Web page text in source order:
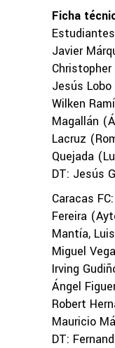
Ficha
Javier
Christopher
Jesús Lobo
Wilken
Magallán
Lacruz
Quejada
DT: Jesús
Caracas
Fereira
Mantía,
Miguel
Irving
Ángel
Robert
Mauricio
DT: